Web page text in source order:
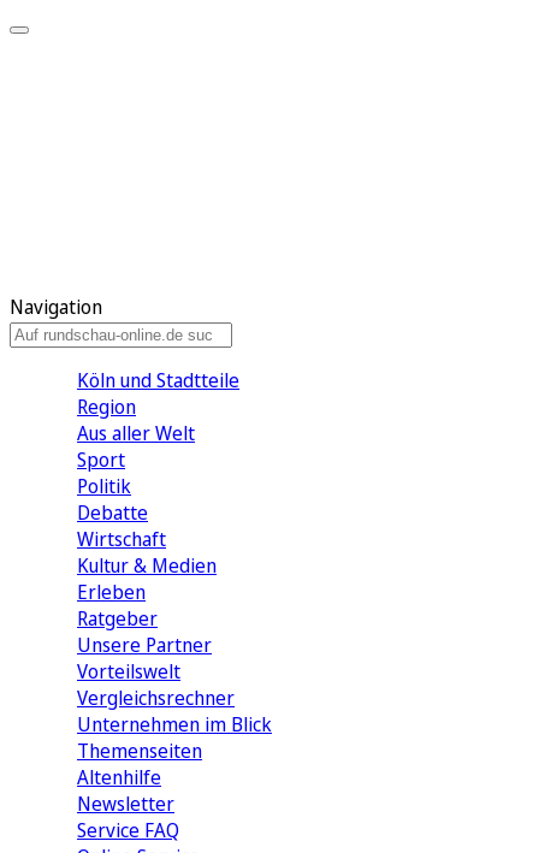
Navigation
Köln und Stadtteile
Region
Aus aller Welt
Sport
Politik
Debatte
Wirtschaft
Kultur & Medien
Erleben
Ratgeber
Unsere Partner
Vorteilswelt
Vergleichsrechner
Unternehmen im Blick
Themenseiten
Altenhilfe
Newsletter
Service FAQ